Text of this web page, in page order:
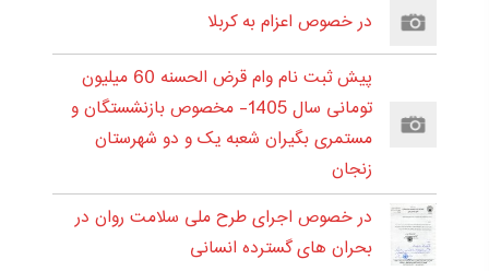
در خصوص اعزام به کربلا
پیش ثبت نام وام قرض الحسنه 60 میلیون
تومانی سال 1405- مخصوص بازنشستگان و
مستمری بگیران شعبه یک و دو شهرستان
زنجان
در خصوص اجرای طرح ملی سلامت روان در
بحران های گسترده انسانی